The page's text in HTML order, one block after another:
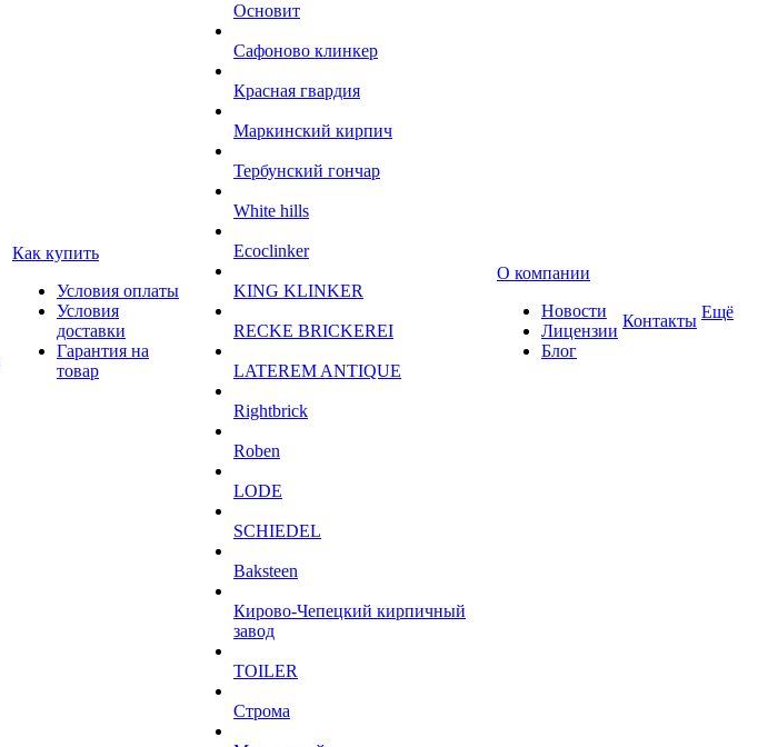
Как купить
Условия оплаты
Условия
доставки
Гарантия на
товар
Основит
Сафоново клинкер
Красная гвардия
Маркинский кирпич
Тербунский гончар
White hills
Ecoclinker
KING KLINKER
RECKE BRICKEREI
LATEREM ANTIQUE
Rightbrick
Roben
LODE
SCHIEDEL
Baksteen
Кирово-Чепецкий кирпичный
завод
TOILER
Строма
О компании
Новости
Лицензии
Блог
Контакты Ещё